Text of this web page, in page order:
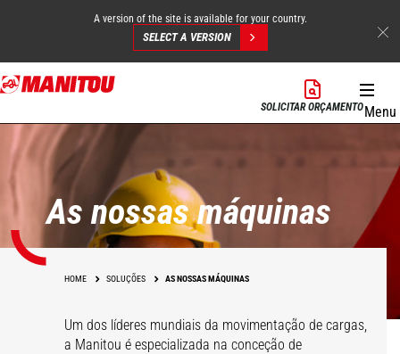
Skip
to
content
A version of the site is available for your country.
SELECT A VERSION
SOLICITAR ORÇAMENTOMenu
As nossas máquinas
HOME SOLUÇÕES AS NOSSAS MÁQUINAS
Um dos líderes mundiais da movimentação de cargas,
a Manitou é especializada na conceção de